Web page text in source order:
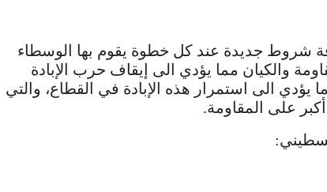
شروط جديدة عند كل خطوة يقوم بها الوسطاء
والكيان مما يؤدي الى إيقاف حرب الإبادة
يؤدي الى استمرار هذه الإبادة في القطاع، والتي
على المقاومة.